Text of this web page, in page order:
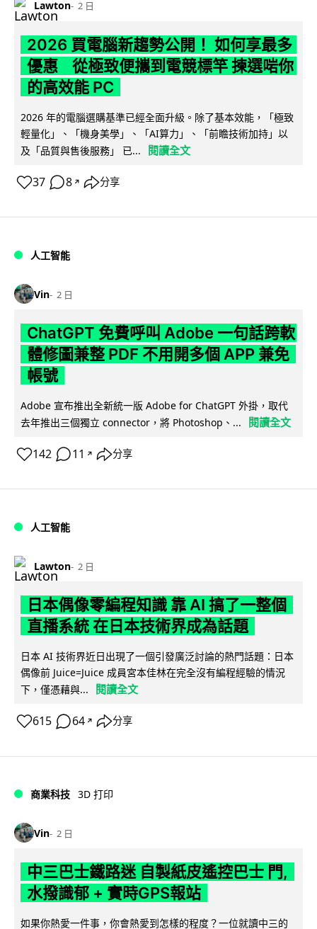
Lawton 2 日
2026 買電腦新趨勢公開！ 如何享最多
優惠 從極致便攜到電競標竿 揀選啱你
的高效能 PC
2026 年的電腦選購基準已經全面升級。除了基本效能，「極致
輕量化」、「機身美學」、「AI算力」、「前瞻技術加持」以
及「品質與售後服務」 已...
閱讀全文
37 8 ↗ 分享
人工智能
Vin 2 日
ChatGPT 免費呼叫 Adobe 一句話跨軟
體修圖兼整 PDF 不用開多個 APP 兼免
帳號
Adobe 宣布推出全新統一版 Adobe for ChatGPT 外掛，取代
去年推出三個獨立 connector，將 Photoshop、...
閱讀全文
142 11 ↗ 分享
人工智能
Lawton 2 日
日本偶像零編程知識 靠 AI 搞了一整個
直播系統 在日本技術界成為話題
日本 AI 技術界近日出現了一個引發廣泛討論的熱門話題：日本
偶像前 Juice=Juice 成員宮本佳林在完全沒有編程經驗的情況
下，僅憑藉與...
閱讀全文
615 64 ↗ 分享
商業科技 3D 打印
Vin 2 日
中三巴士鐵路迷 自製紙皮遙控巴士 門,
水撥識郁 + 實時GPS報站
如果你熱愛一件事，你會熱愛到怎樣的程度？一位就讀中三的